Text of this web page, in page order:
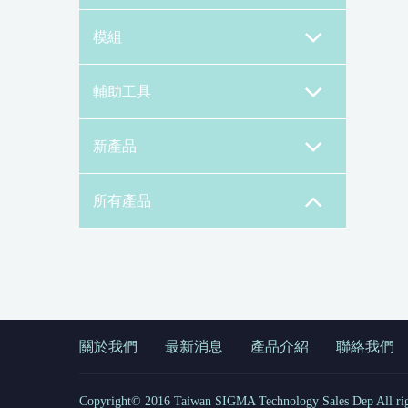
模組
輔助工具
新產品
所有產品
關於我們 最新消息 產品介紹 聯絡我們
Copyright© 2016 Taiwan SIGMA Technology Sales Dep All